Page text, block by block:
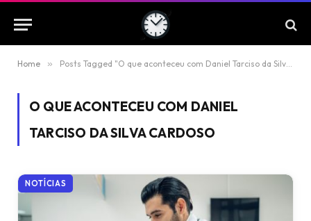
Home » Posts Tagged "O que aconteceu com Daniel Tarciso da Silva Cardoso"
O QUE ACONTECEU COM DANIEL
TARCISO DA SILVA CARDOSO
NOTÍCIAS